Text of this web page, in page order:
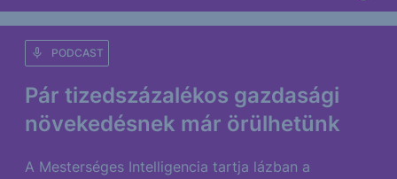
Pár tizedszázalékos gazdasági
növekedésnek már örülhetünk
PODCAST
A Mesterséges Intelligencia tartja lázban a